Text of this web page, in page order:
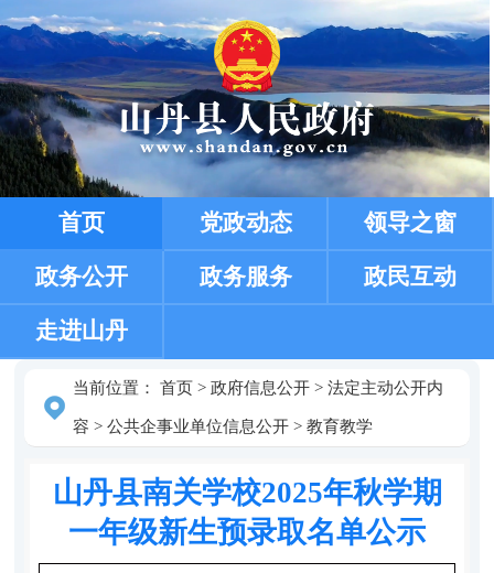
首页 党政动态 领导之窗
政务公开 政务服务 政民互动
走进山丹
当前位置： 首页> 政府信息公开> 法定主动公开内
容 > 公共企事业单位信息公开> 教育教学
山丹县南关学校2025年秋学期
一年级新生预录取名单公示